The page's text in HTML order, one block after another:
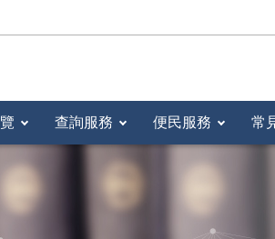
查詢服務 便民服務 常